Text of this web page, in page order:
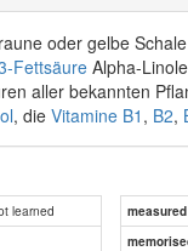
oder gelbe
FettsäureAlpha-
aller bekannten
, die Vitamine B1 , B2,
learned